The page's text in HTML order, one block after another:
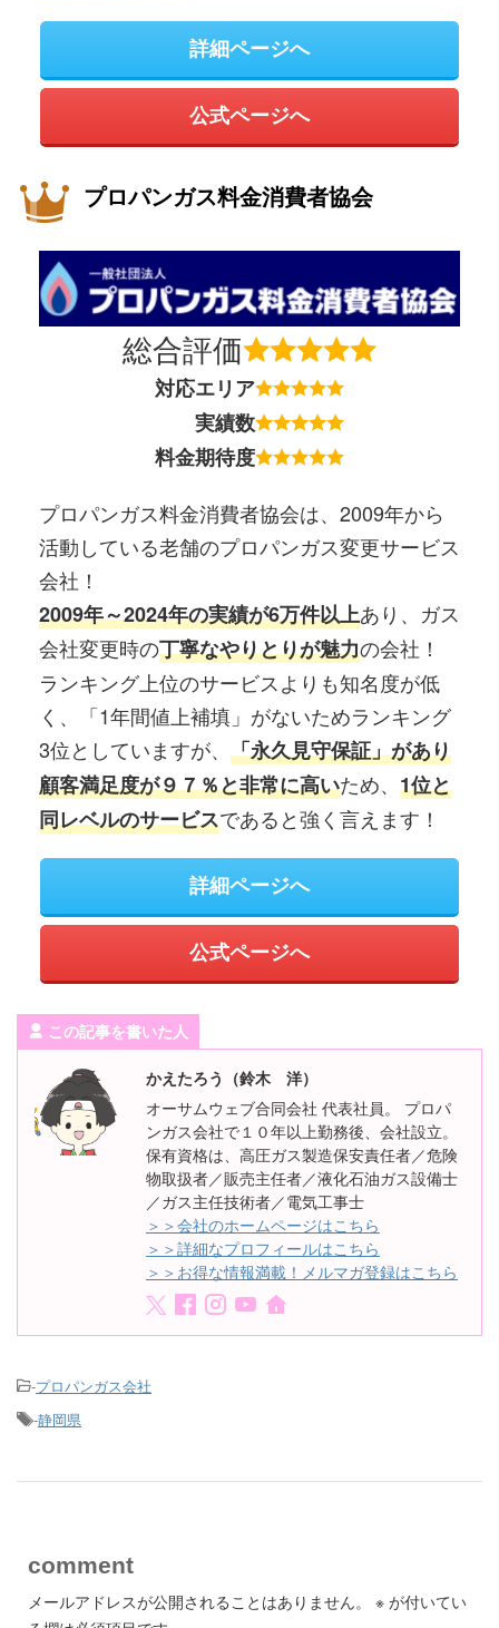
詳細ページへ
公式ページへ
プロパンガス料金消費者協会
総合評価
対応エリア
実績数
料金期待度
プロパンガス料金消費者協会は、2009年から
活動している老舗のプロパンガス変更サービス
会社！
2009年～2024年の実績が6万件以上あり、ガス
会社変更時の丁寧なやりとりが魅力の会社！
ランキング上位のサービスよりも知名度が低
く、「1年間値上補填」がないためランキング
3位としていますが、 「永久見守保証」があり
顧客満足度が９７％と非常に高いため、 1位と
同レベルのサービスであると強く言えます！
詳細ページへ
公式ページへ
この記事を書いた人
かえたろう（鈴木 洋）
オーサムウェブ合同会社 代表社員。 プロパ
ンガス会社で１０年以上勤務後、会社設立。
保有資格は、高圧ガス製造保安責任者／危険
物取扱者／販売主任者／液化石油ガス設備士
／ガス主任技術者／電気工事士
＞＞会社のホームページはこちら
＞＞詳細なプロフィールはこちら
＞＞お得な情報満載！メルマガ登録はこちら
-プロパンガス会社
-静岡県
comment
メールアドレスが公開されることはありません。 ※ が付いてい